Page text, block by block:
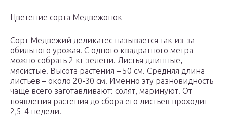
Цветение сорта Медвежонок
Сорт Медвежий деликатес называется так из-за
обильного урожая. С одного квадратного метра
можно собрать 2 кг зелени. Листья длинные,
мясистые. Высота растения – 50 см. Средняя длина
листьев – около 20-30 см. Именно эту разновидность
чаще всего заготавливают: солят, маринуют. От
появления растения до сбора его листьев проходит
2,5-4 недели.